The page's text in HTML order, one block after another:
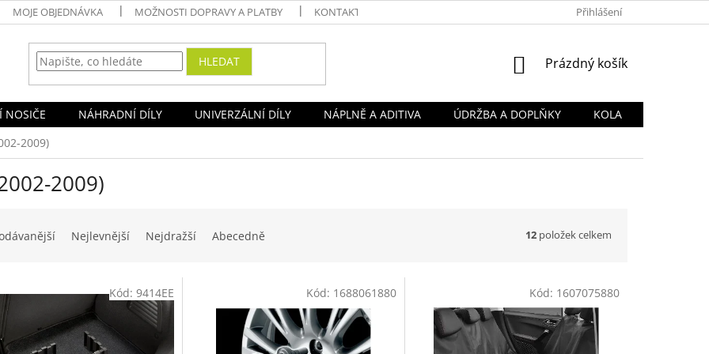
MOJE OBJEDNÁVKA MOŽNOSTI DOPRAVY A PLATBY KONTAKTY PODMÍNKY OCHRANY OSOBNÍCH
Přihlášení
HLEDAT
NÁKUPNÍ
Prázdný košík
NOSIČE NÁHRADNÍ DÍLY UNIVERZÁLNÍ DÍLY NÁPLNĚ A ADITIVA ÚDRŽBA A DOPLŇKY
KOLA
2009)
2009)
Nejlevnější Nejdražší Abecedně 12 položek celkem
Kód: 9414EE Kód: 1688061880 Kód: 1607075880